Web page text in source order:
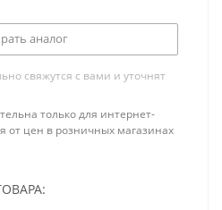
аналог
свяжутся с вами и уточнят
только для интернет-
от цен в розничных магазинах